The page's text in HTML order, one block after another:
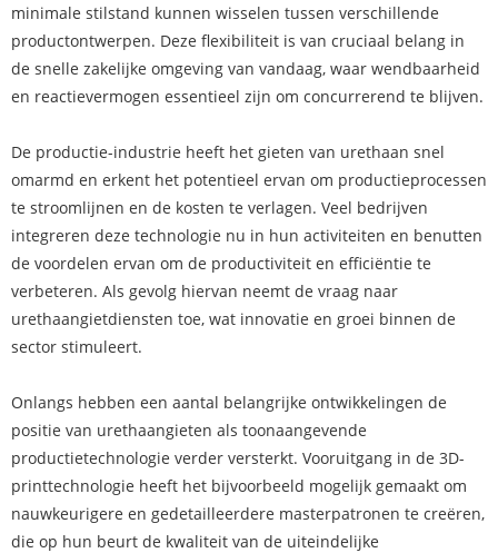
minimale stilstand kunnen wisselen tussen verschillende
productontwerpen. Deze flexibiliteit is van cruciaal belang in
de snelle zakelijke omgeving van vandaag, waar wendbaarheid
en reactievermogen essentieel zijn om concurrerend te blijven.
De productie-industrie heeft het gieten van urethaan snel
omarmd en erkent het potentieel ervan om productieprocessen
te stroomlijnen en de kosten te verlagen. Veel bedrijven
integreren deze technologie nu in hun activiteiten en benutten
de voordelen ervan om de productiviteit en efficiëntie te
verbeteren. Als gevolg hiervan neemt de vraag naar
urethaangietdiensten toe, wat innovatie en groei binnen de
sector stimuleert.
Onlangs hebben een aantal belangrijke ontwikkelingen de
positie van urethaangieten als toonaangevende
productietechnologie verder versterkt. Vooruitgang in de 3D-
printtechnologie heeft het bijvoorbeeld mogelijk gemaakt om
nauwkeurigere en gedetailleerdere masterpatronen te creëren,
die op hun beurt de kwaliteit van de uiteindelijke